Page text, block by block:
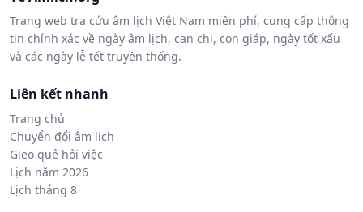
Trang web tra cứu âm lịch Việt Nam miễn phí, cung cấp thông
tin chính xác về ngày âm lịch, can chi, con giáp, ngày tốt xấu
và các ngày lễ tết truyền thống.
Liên kết nhanh
Trang chủ
Chuyển đổi âm lịch
Gieo quẻ hỏi việc
Lịch năm 2026
Lịch tháng 8